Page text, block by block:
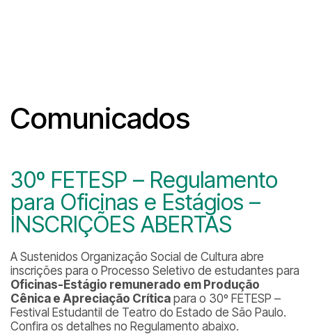
Comunicados
30º FETESP – Regulamento
para Oficinas e Estágios –
INSCRIÇÕES ABERTAS
A Sustenidos Organização Social de Cultura abre
inscrições para o Processo Seletivo de estudantes para
Oficinas-Estágio remunerado em Produção
Cênica e Apreciação Crítica para o 30º FETESP –
Festival Estudantil de Teatro do Estado de São Paulo.
Confira os detalhes no Regulamento abaixo.